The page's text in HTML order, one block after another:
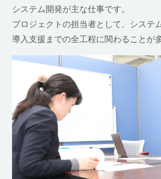
システム開発が主な仕事です。
プロジェクトの担当者として、システ
導入支援までの全工程に関わることが